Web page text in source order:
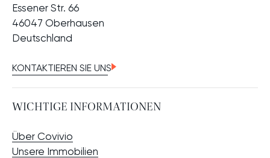
Essener Str. 66
46047 Oberhausen
Deutschland
KONTAKTIEREN SIE UNS
WICHTIGE INFORMATIONEN
Über Covivio
Unsere Immobilien